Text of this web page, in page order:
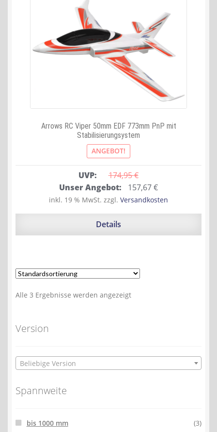
Arrows RC Viper 50mm EDF 773mm PnP mit
Stabilisierungsystem
ANGEBOT!
UVP: 174,95 €
Ursprünglicher
Preis
war:
Unser Angebot: 157,67€Aktueller
Preis
ist:
inkl. 19 % MwSt. zzgl. Versandkosten
Details
Alle 3 Ergebnisse werden angezeigt
Version
Beliebige Version
Spannweite
bis 1000 mm (3)